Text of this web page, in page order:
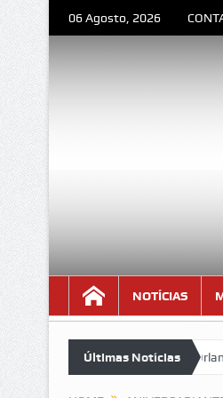
06 Agosto, 2026
NOTÍCIAS
Últimas Notícias
DESPEDIDA” – Poema de Orlando